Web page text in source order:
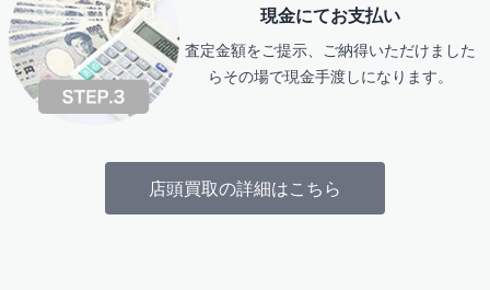
現金にてお支払い
査定金額をご提示、ご納得いただけました
らその場で現金手渡しになります。
店頭買取の詳細はこちら